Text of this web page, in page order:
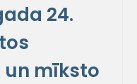
24.
mīksto